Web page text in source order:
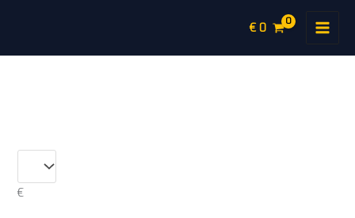
€0
€
cactus